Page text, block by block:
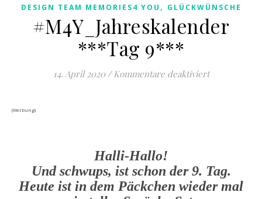
DESIGN TEAM MEMORIES4 YOU , GLÜCKWÜNSCHE
#M4Y_Jahreskalender
***Tag 9***
14. April 2020 / Kommentare deaktiviertfür
(Werbung)
Halli-Hallo!
Und schwups, ist schon der 9. Tag.
Heute ist in dem Päckchen wieder mal